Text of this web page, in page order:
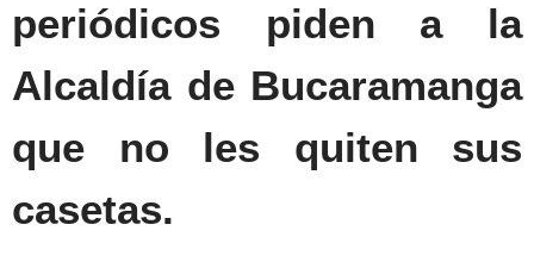
periódicos piden a la
Alcaldía de Bucaramanga
que no les quiten sus
casetas.